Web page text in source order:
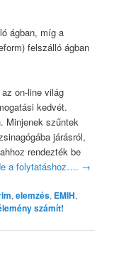
ágban, míg a
felszálló ágban
on-line világ
kedvét.
Minjenek szűntek
járásról,
rendezték be
a folytatáshoz…. →
,elemzés, EMIH,
számít!